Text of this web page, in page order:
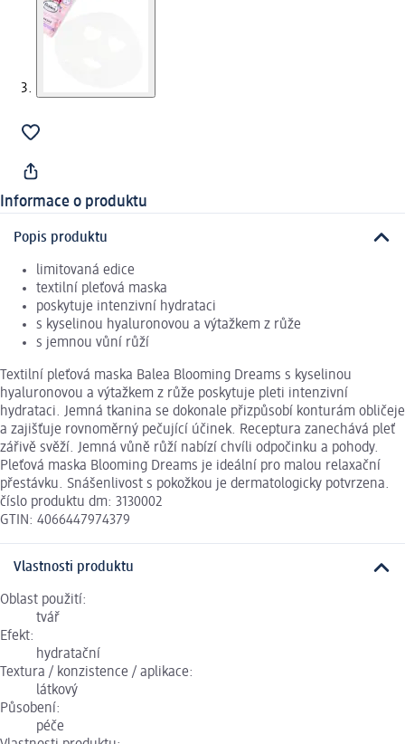
Informace o produktu
Popis produktu
limitovaná edice
textilní pleťová maska
poskytuje intenzivní hydrataci
s kyselinou hyaluronovou a výtažkem z růže
s jemnou vůní růží
Textilní pleťová maska Balea Blooming Dreams s kyselinou
hyaluronovou a výtažkem z růže poskytuje pleti intenzivní
hydrataci. Jemná tkanina se dokonale přizpůsobí konturám obličeje
a zajišťuje rovnoměrný pečující účinek. Receptura zanechává pleť
zářivě svěží. Jemná vůně růží nabízí chvíli odpočinku a pohody.
Pleťová maska Blooming Dreams je ideální pro malou relaxační
přestávku. Snášenlivost s pokožkou je dermatologicky potvrzena.
číslo produktu dm: 3130002
GTIN: 4066447974379
Vlastnosti produktu
Oblast použití:
tvář
Efekt:
hydratační
Textura / konzistence / aplikace:
látkový
Působení:
péče